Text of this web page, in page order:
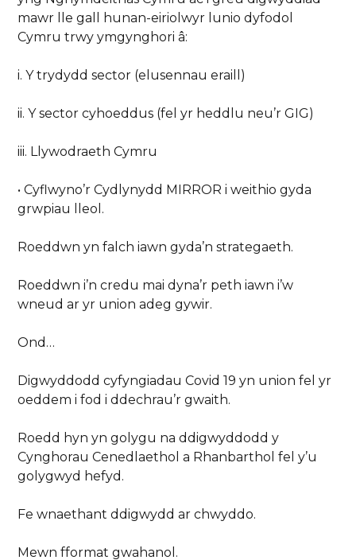
mawr lle gall hunan-eiriolwyr lunio dyfodol
Cymru trwy ymgynghori â:
i. Y trydydd sector (elusennau eraill)
ii. Y sector cyhoeddus (fel yr heddlu neu’r GIG)
iii. Llywodraeth Cymru
• Cyflwyno’r Cydlynydd MIRROR i weithio gyda
grwpiau lleol.
Roeddwn yn falch iawn gyda’n strategaeth.
Roeddwn i’n credu mai dyna’r peth iawn i’w
wneud ar yr union adeg gywir.
Ond…
Digwyddodd cyfyngiadau Covid 19 yn union fel yr
oeddem i fod i ddechrau’r gwaith.
Roedd hyn yn golygu na ddigwyddodd y
Cynghorau Cenedlaethol a Rhanbarthol fel y’u
golygwyd hefyd.
Fe wnaethant ddigwydd ar chwyddo.
Mewn fformat gwahanol.